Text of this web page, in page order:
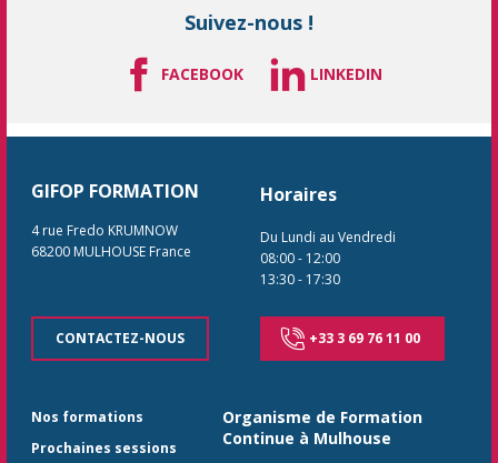
Suivez-nous !
FACEBOOK LINKEDIN
GIFOP FORMATION
4 rue Fredo KRUMNOW
68200 MULHOUSE France
CONTACTEZ-NOUS
Horaires
Du Lundi au Vendredi
08:00- 12:00
13:30- 17:30
+33 3 69 76 11 00
Nos formations
Prochaines sessions
Organisme de Formation
Continue à Mulhouse